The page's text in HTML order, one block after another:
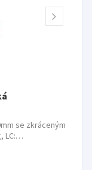
se zkráceným
LC:…